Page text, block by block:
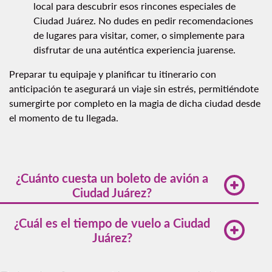
local para descubrir esos rincones especiales de
Ciudad Juárez. No dudes en pedir recomendaciones
de lugares para visitar, comer, o simplemente para
disfrutar de una auténtica experiencia juarense.
Preparar tu equipaje y planificar tu itinerario con
anticipación te asegurará un viaje sin estrés, permitiéndote
sumergirte por completo en la magia de dicha ciudad desde
el momento de tu llegada.
¿Cuánto cuesta un boleto de avión a
Ciudad Juárez?
según la temporada, la demanda y el punto de partida.
Con Volaris, estos vuelos parten de los
¿Cuál es el tiempo de vuelo a Ciudad
Juárez?
Punto de partida a Ciudad